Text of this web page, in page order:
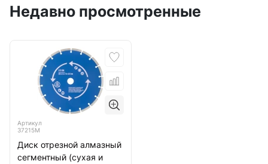
Недавно просмотренные
Артикул
37215М
Диск отрезной алмазный
сегментный (сухая и